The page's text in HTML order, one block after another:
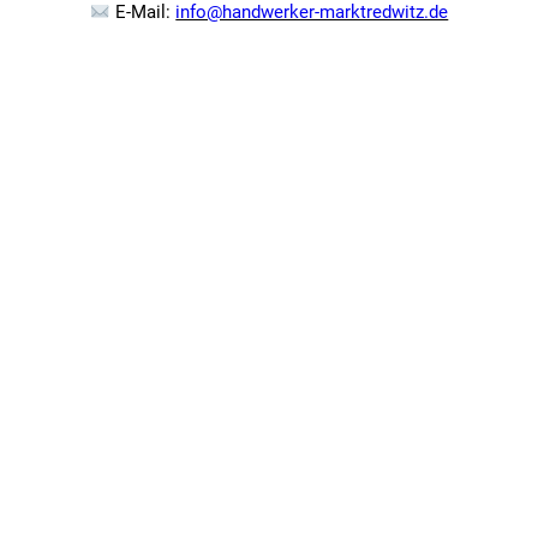
E-Mail: info@handwerker-marktredwitz.de